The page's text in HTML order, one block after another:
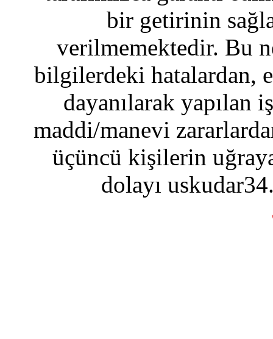
bir getirinin
verilmemektedir. Bu
bilgilerdeki hatalardan,
dayanılarak yapılan
maddi/manevi
üçüncü kişilerin
dolayı